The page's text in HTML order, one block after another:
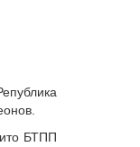
БТПП